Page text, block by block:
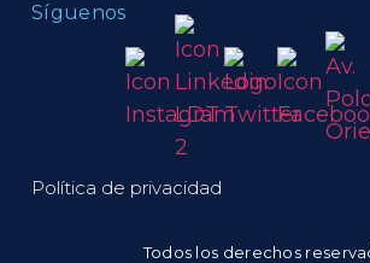
Síguenos
Política de privacidad
Todos los derechos